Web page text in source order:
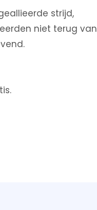
strijd,
niet terug van